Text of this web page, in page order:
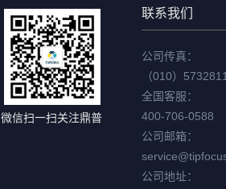
微信扫一扫关注鼎普
联系我们
公司传真：
（010）
全国客服：
400-706-0588
公司邮箱：
公司地址：